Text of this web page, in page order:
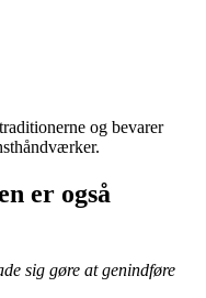
og bevarer
er også
sig gøre at genindføre